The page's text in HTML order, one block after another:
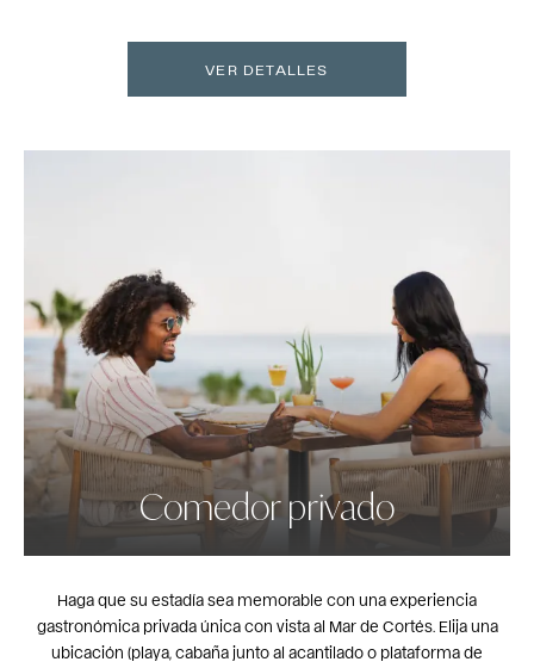
VER DETALLES
Comedor privado
Haga que su estadía sea memorable con una experiencia
gastronómica privada única con vista al Mar de Cortés. Elija una
ubicación (playa, cabaña junto al acantilado o plataforma de